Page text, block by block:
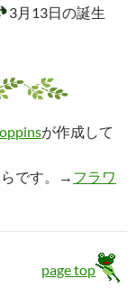
3月13日の誕生
が作成して
です。→ フラワ
page top